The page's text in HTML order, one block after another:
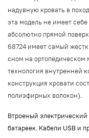
надувную кровать в
эта модель не имеет
абсолютно прямой
68724 имеет самый
сном на ортопедическом
технология внутренней
конструкция кровати
полиэфирных волокон).
Втроеный
батареек. Кабели USB и